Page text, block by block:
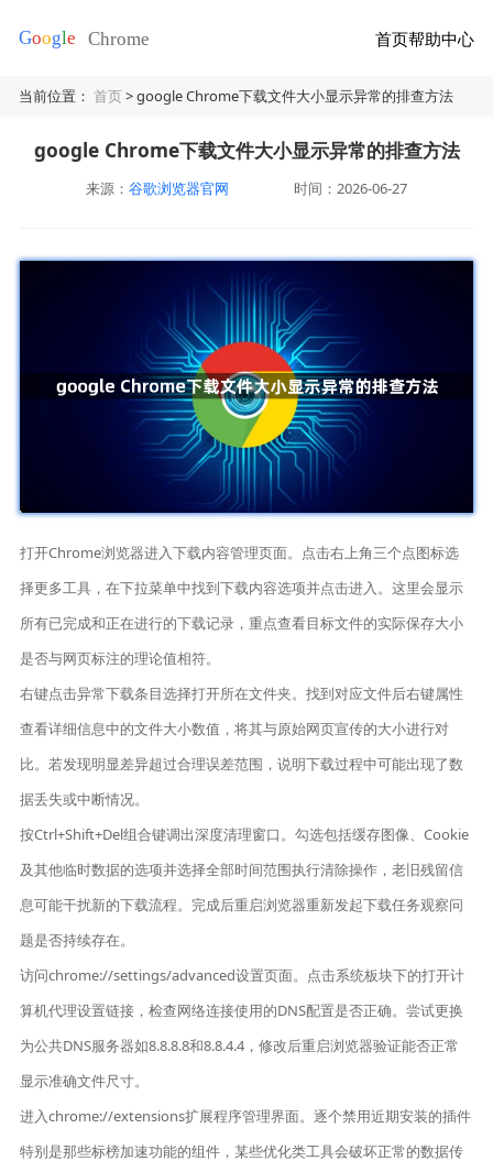
首页帮助中心
当前位置：首页> google Chrome下载文件大小显示异常的排查方法
google Chrome下载文件大小显示异常的排查方法
来源： 谷歌浏览器官网 时间：2026-06-27
打开Chrome浏览器进入下载内容管理页面。点击右上角三个点图标选
择更多工具，在下拉菜单中找到下载内容选项并点击进入。这里会显示
所有已完成和正在进行的下载记录，重点查看目标文件的实际保存大小
是否与网页标注的理论值相符。
右键点击异常下载条目选择打开所在文件夹。找到对应文件后右键属性
查看详细信息中的文件大小数值，将其与原始网页宣传的大小进行对
比。若发现明显差异超过合理误差范围，说明下载过程中可能出现了数
据丢失或中断情况。
按Ctrl+Shift+Del组合键调出深度清理窗口。勾选包括缓存图像、Cookie
及其他临时数据的选项并选择全部时间范围执行清除操作，老旧残留信
息可能干扰新的下载流程。完成后重启浏览器重新发起下载任务观察问
题是否持续存在。
访问chrome://settings/advanced设置页面。点击系统板块下的打开计
算机代理设置链接，检查网络连接使用的DNS配置是否正确。尝试更换
为公共DNS服务器如8.8.8.8和8.8.4.4，修改后重启浏览器验证能否正常
显示准确文件尺寸。
进入chrome://extensions扩展程序管理界面。逐个禁用近期安装的插件
特别是那些标榜加速功能的组件，某些优化类工具会破坏正常的数据传